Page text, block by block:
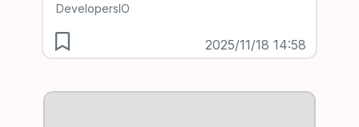
DevelopersIO
2025/11/18 14:58